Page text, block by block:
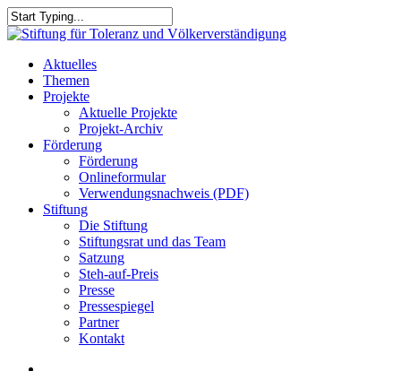
Skip
to
content
Close
search
Menu
Aktuelles
Themen
Projekte
Aktuelle Projekte
Projekt-Archiv
Förderung
Förderung
Onlineformular
Verwendungsnachweis (PDF)
Stiftung
Die Stiftung
Stiftungsrat und das Team
Satzung
Steh-auf-Preis
Presse
Pressespiegel
Partner
Kontakt